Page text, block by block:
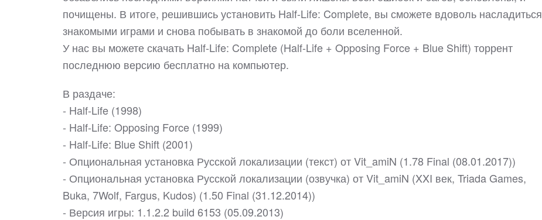
почищены. В итоге, решившись установить Half-Life: Complete, вы сможете вдоволь насладиться
знакомыми играми и снова побывать в знакомой до боли вселенной.
У нас вы можете скачать Half-Life: Complete (Half-Life + Opposing Force + Blue Shift) торрент
последнюю версию бесплатно на компьютер.
В раздаче:
- Half-Life (1998)
- Half-Life: Opposing Force (1999)
- Half-Life: Blue Shift (2001)
- Опциональная установка Русской локализации (текст) от Vit_amiN (1.78 Final (08.01.2017))
- Опциональная установка Русской локализации (озвучка) от Vit_amiN (XXI век, Triada Games,
Buka, 7Wolf, Fargus, Kudos) (1.50 Final (31.12.2014))
- Версия игры: 1.1.2.2 build 6153 (05.09.2013)